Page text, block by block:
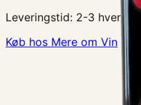
Leveringstid: 2-3 hverdage
Køb hos Mere om Vin